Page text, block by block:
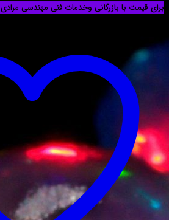
بازرگانی وخدمات فنی مهندسی مرادی تماس بگیرید